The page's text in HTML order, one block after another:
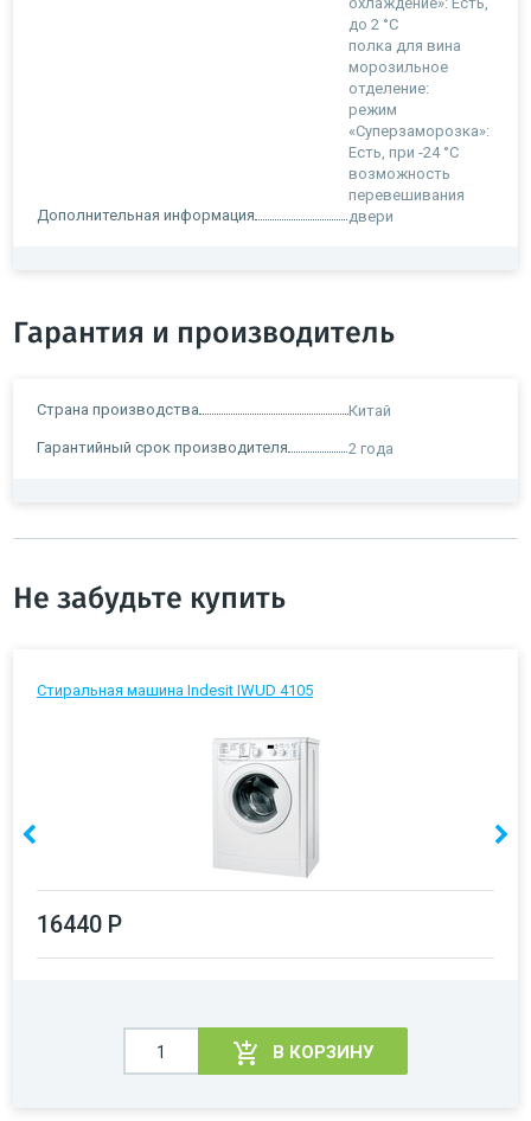
Дополнительная информация
до 2 °С
полка для вина
морозильное
отделение:
режим
«Суперзаморозка»:
Есть, при -24 °С
возможность
перевешивания
двери
Гарантия и производитель
Страна производства Китай
Гарантийный срок производителя 2 года
Не забудьте купить
Стиральная машина Indesit IWUD 4105
16440 Р
В КОРЗИНУ